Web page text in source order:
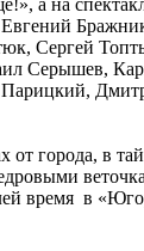
а на
Сергей
Серышев,
от города, в
время в